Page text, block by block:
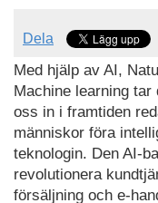
Dela
Med hjälp av AI,
Machine learning
oss in i framtiden
människor föra
teknologin. Den AI-
revolutionera
försäljning och e-